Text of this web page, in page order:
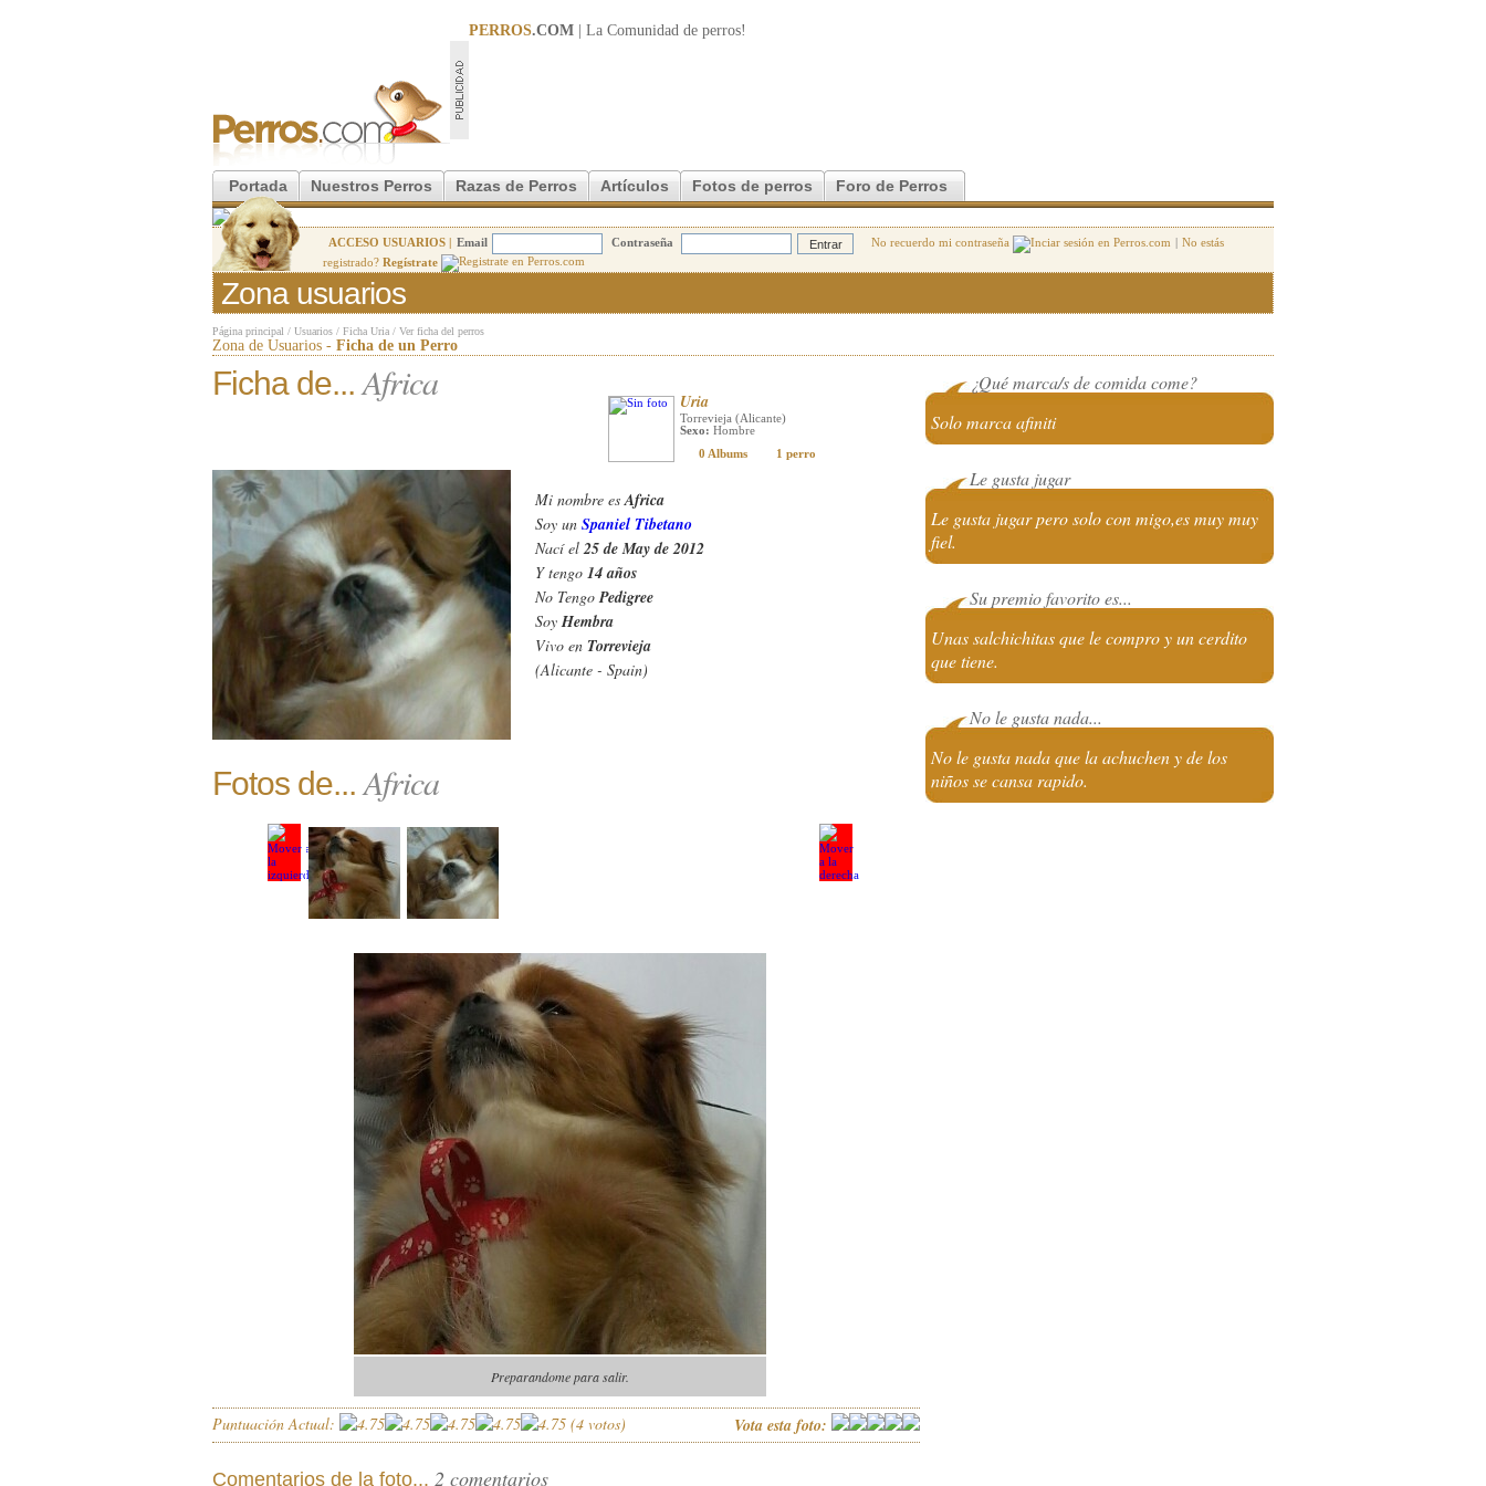
PERROS.COM | La Comunidad de perros!
Portada Nuestros Perros Razas de Perros Artículos Fotos de perros Foro de Perros
ACCESO USUARIOS | Email Contraseña No recuerdo mi contraseña | No estás
registrado? Regístrate
Zona usuarios
Página principal / Usuarios / Ficha Uria / Ver ficha del perros
Zona de Usuarios - Ficha de un Perro
Ficha de... Africa Uria
Torrevieja (Alicante)
Sexo: Hombre
0 Albums
1 perro
Mi nombre esAfrica
Soy un Spaniel Tibetano
Nací el25 de May de 2012
Y tengo 14 años
No TengoPedigree
SoyHembra
Vivo en Torrevieja
(Alicante - Spain)
¿Qué marca/s de comida come?
Solo marca afiniti
Le gusta jugar
Le gusta jugar pero solo con migo,es muy muy
fiel.
Su premio favorito es...
Unas salchichitas que le compro y un cerdito
que tiene.
No le gusta nada...
No le gusta nada que la achuchen y de los
niños se cansa rapido.
Fotos de... Africa
Preparandome para salir.
Puntuación Actual: (4 votos) Vota esta foto:
Comentarios de la foto... 2 comentarios